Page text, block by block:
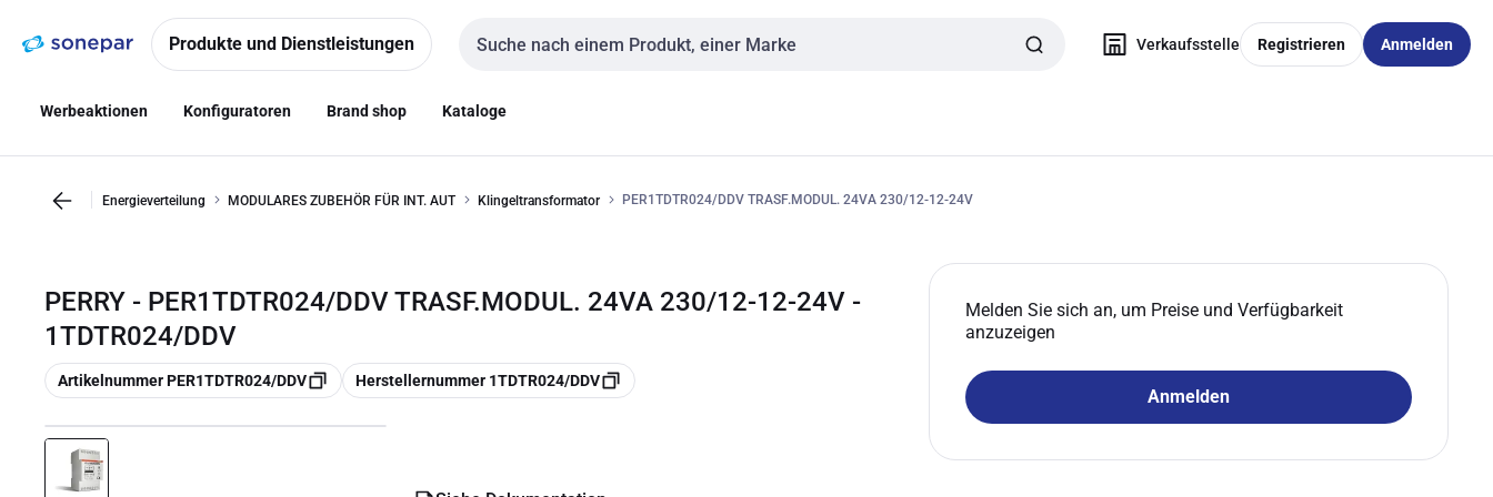
NavigationInhalt
Produkte und Dienstleistungen
Sucheingabe
Verkaufsstelle Registrieren Anmelden
Werbeaktionen Konfiguratoren Brand shop Kataloge
Energieverteilung MODULARES ZUBEHÖR FÜR INT. AUT Klingeltransformator PER1TDTR024/DDV TRASF.MODUL. 24VA 230/12-12-24V
PERRY - PER1TDTR024/DDV TRASF.MODUL. 24VA 230/12-12-24V -
1TDTR024/DDV
Kopieren
Artikelnummer PER1TDTR024/DDV Kopieren
Herstellernummer 1TDTR024/DDV
Melden Sie sich an, um Preise und Verfügbarkeit
anzuzeigen
Anmelden